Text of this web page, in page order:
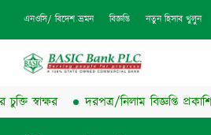
এনওসি/ বিদেশ ভ্রমন বিজ্ঞপ্তি নতুন হিসাব খুলুন
স্বাক্ষর দরপত্র/নিলাম বিজ্ঞপ্তি প্রকাশিত